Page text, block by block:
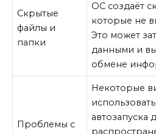
Скрытые
файлы и
папки
ОС создаёт
которые не
Это может
данными и
обмене
Проблемы с
Некоторые
автозапуска